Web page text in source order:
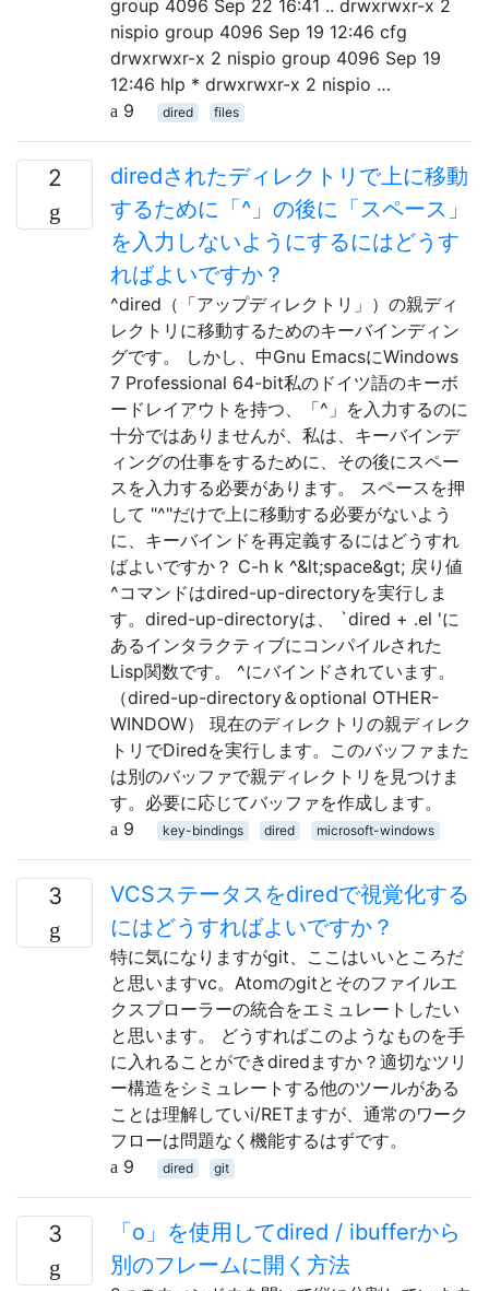
group 4096 Sep 22 16:41 .. drwxrwxr-x 2
nispio group 4096 Sep 19 12:46 cfg
drwxrwxr-x 2 nispio group 4096 Sep 19
12:46 hlp * drwxrwxr-x 2 nispio …
9
dired files
2
diredされたディレクトリで上に移動
するために「^」の後に「スペース」
を入力しないようにするにはどうす
ればよいですか？
^dired（「アップディレクトリ」）の親ディ
レクトリに移動するためのキーバインディン
グです。 しかし、中Gnu EmacsにWindows
7 Professional 64-bit私のドイツ語のキーボ
ードレイアウトを持つ、「^」を入力するのに
十分ではありませんが、私は、キーバインデ
ィングの仕事をするために、その後にスペー
スを入力する必要があります。 スペースを押
して "^"だけで上に移動する必要がないよう
に、キーバインドを再定義するにはどうすれ
ばよいですか？ C-h k ^&lt;space&gt; 戻り値
^コマンドはdired-up-directoryを実行しま
す。dired-up-directoryは、 `dired + .el 'に
あるインタラクティブにコンパイルされた
Lisp関数です。 ^にバインドされています。
（dired-up-directory＆optional OTHER-
WINDOW） 現在のディレクトリの親ディレク
トリでDiredを実行します。このバッファまた
は別のバッファで親ディレクトリを見つけま
す。必要に応じてバッファを作成します。
9
key-bindings dired microsoft-windows
3
VCSステータスをdiredで視覚化する
にはどうすればよいですか？
特に気になりますがgit、ここはいいところだ
と思いますvc。Atomのgitとそのファイルエ
クスプローラーの統合をエミュレートしたい
と思います。 どうすればこのようなものを手
に入れることができdiredますか？適切なツリ
ー構造をシミュレートする他のツールがある
ことは理解していi/RETますが、通常のワーク
フローは問題なく機能するはずです。
9
dired git
3
「o」を使用してdired / ibufferから
別のフレームに開く方法